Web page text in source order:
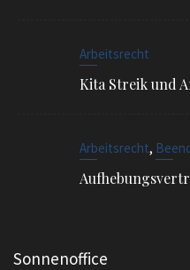
Arbeitsrecht
Kita Streik und
Arbeitsrecht,
Sonnenoffice